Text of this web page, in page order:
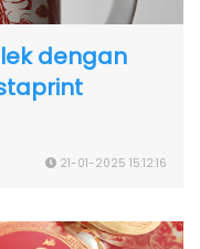
dengan
21-01-2025 15:12:16